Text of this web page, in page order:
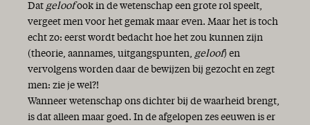
Dat geloofook in de wetenschap een grote rol speelt,
vergeet men voor het gemak maar even. Maar het is toch
echt zo: eerst wordt bedacht hoe het zou kunnen zijn
(theorie, aannames, uitgangspunten, geloof) en
vervolgens worden daar de bewijzen bij gezocht en zegt
men: zie je wel?!
Wanneer wetenschap ons dichter bij de waarheid brengt,
is dat alleen maar goed. In de afgelopen zes eeuwen is er